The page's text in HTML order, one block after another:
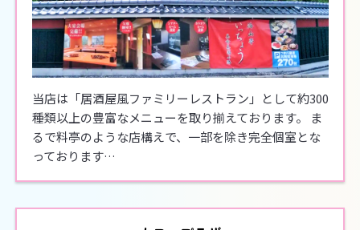
当店は「居酒屋風ファミリーレストラン」として約300
種類以上の豊富なメニューを取り揃えております。 ま
るで料亭のような店構えで、一部を除き完全個室とな
っております…